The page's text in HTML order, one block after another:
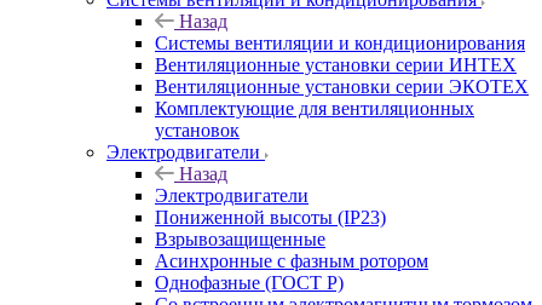
Назад
Системы вентиляции и кондиционирования
Вентиляционные установки серии ИНТЕХ
Вентиляционные установки серии ЭКОТЕХ
Комплектующие для вентиляционных
установок
Электродвигатели
Назад
Электродвигатели
Пониженной высоты (IP23)
Взрывозащищенные
Асинхронные с фазным ротором
Однофазные (ГОСТ Р)